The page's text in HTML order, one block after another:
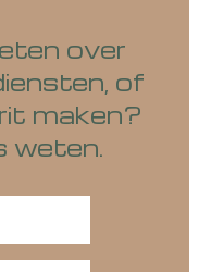
over
of
maken?
weten.